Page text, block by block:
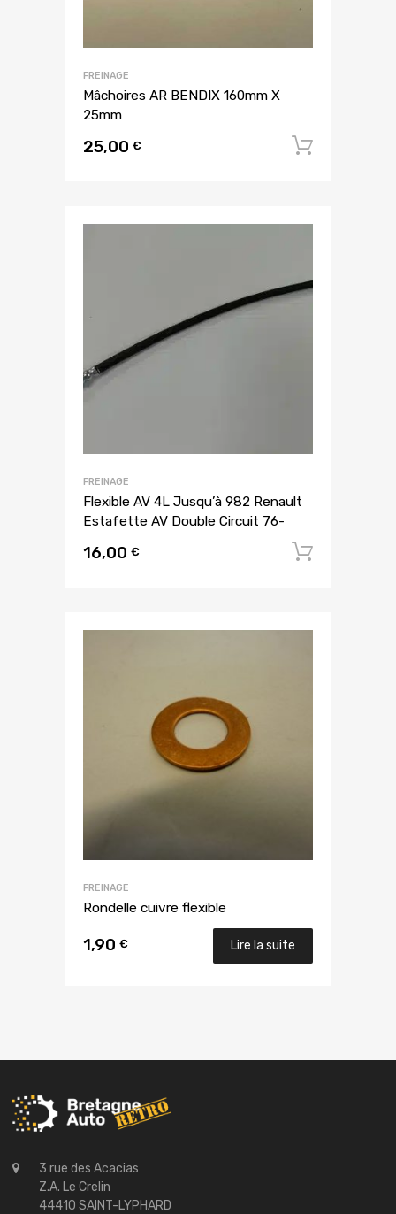
FREINAGE
Mâchoires AR BENDIX 160mm X
25mm
25,00 €
FREINAGE
Flexible AV 4L Jusqu’à 982 Renault
Estafette AV Double Circuit 76-
16,00 €
FREINAGE
Rondelle cuivre flexible
1,90 € Lire la suite
3 rue des Acacias
Z.A. Le Crelin
44410 SAINT-LYPHARD